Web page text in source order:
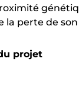
la perte de
projet